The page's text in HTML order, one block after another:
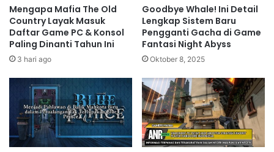
Mengapa Mafia The Old
Country Layak Masuk
Daftar Game PC & Konsol
Paling Dinanti Tahun Ini
3 hari ago
Goodbye Whale! Ini Detail
Lengkap Sistem Baru
Pengganti Gacha di Game
Fantasi Night Abyss
Oktober 8, 2025